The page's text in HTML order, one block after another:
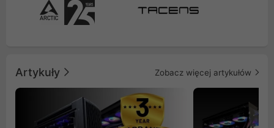
Artykuły Zobacz więcej artykułów